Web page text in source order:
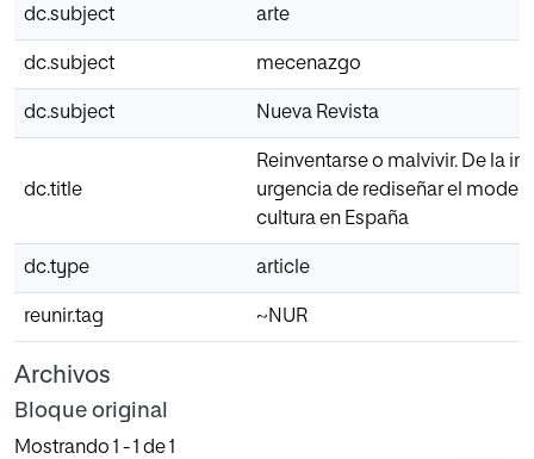
dc.subject arte
dc.subject mecenazgo
dc.subject Nueva Revista
dc.title
Reinventarse o malvivir. De la
urgencia de rediseñar el
cultura en España
dc.type article
reunir.tag ~NUR
Archivos
Bloque original
Mostrando 1 - 1 de 1